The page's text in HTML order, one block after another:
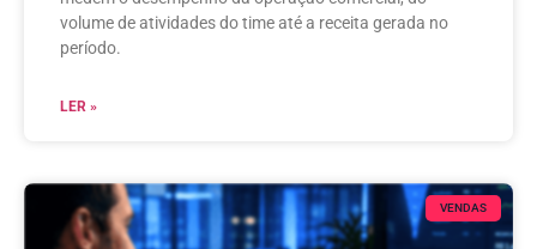
volume de atividades do time até a receita gerada no
período.
LER »
VENDAS